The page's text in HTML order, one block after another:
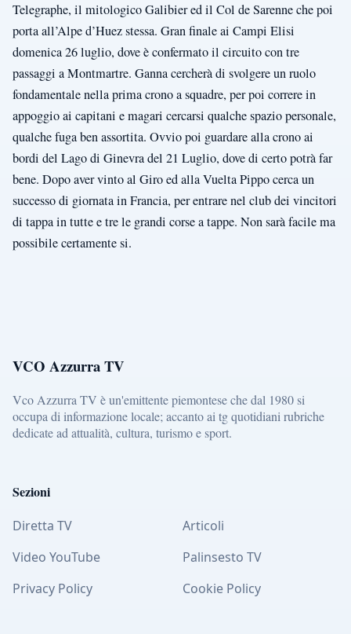
Telegraphe, il mitologico Galibier ed il Col de Sarenne che poi
porta all’Alpe d’Huez stessa. Gran finale ai Campi Elisi
domenica 26 luglio, dove è confermato il circuito con tre
passaggi a Montmartre. Ganna cercherà di svolgere un ruolo
fondamentale nella prima crono a squadre, per poi correre in
appoggio ai capitani e magari cercarsi qualche spazio personale,
qualche fuga ben assortita. Ovvio poi guardare alla crono ai
bordi del Lago di Ginevra del 21 Luglio, dove di certo potrà far
bene. Dopo aver vinto al Giro ed alla Vuelta Pippo cerca un
successo di giornata in Francia, per entrare nel club dei vincitori
di tappa in tutte e tre le grandi corse a tappe. Non sarà facile ma
possibile certamente si.
VCO Azzurra TV
Vco Azzurra TV è un'emittente piemontese che dal 1980 si
occupa di informazione locale; accanto ai tg quotidiani rubriche
dedicate ad attualità, cultura, turismo e sport.
Sezioni
Diretta TV
Articoli
Video YouTube
Palinsesto TV
Privacy Policy
Cookie Policy